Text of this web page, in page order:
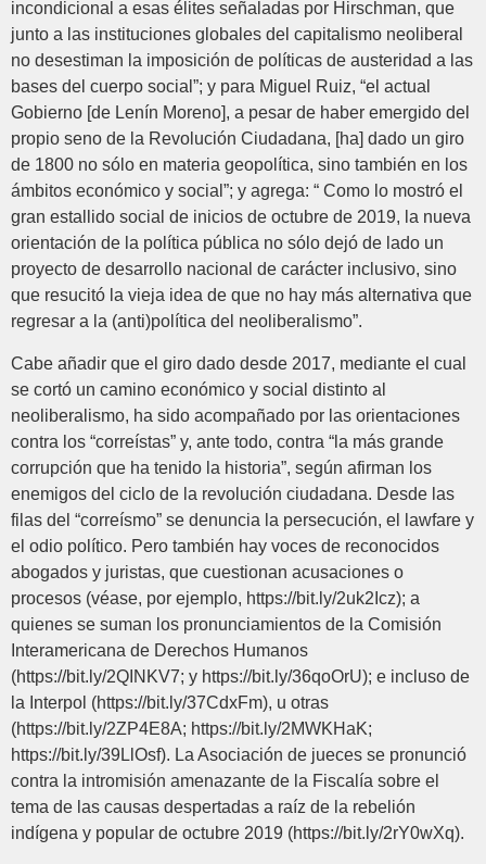
incondicional a esas élites señaladas por Hirschman, que
junto a las instituciones globales del capitalismo neoliberal
no desestiman la imposición de políticas de austeridad a las
bases del cuerpo social”; y para Miguel Ruiz, “el actual
Gobierno [de Lenín Moreno], a pesar de haber emergido del
propio seno de la Revolución Ciudadana, [ha] dado un giro
de 1800 no sólo en materia geopolítica, sino también en los
ámbitos económico y social”; y agrega: “ Como lo mostró el
gran estallido social de inicios de octubre de 2019, la nueva
orientación de la política pública no sólo dejó de lado un
proyecto de desarrollo nacional de carácter inclusivo, sino
que resucitó la vieja idea de que no hay más alternativa que
regresar a la (anti)política del neoliberalismo”.
Cabe añadir que el giro dado desde 2017, mediante el cual
se cortó un camino económico y social distinto al
neoliberalismo, ha sido acompañado por las orientaciones
contra los “correístas” y, ante todo, contra “la más grande
corrupción que ha tenido la historia”, según afirman los
enemigos del ciclo de la revolución ciudadana. Desde las
filas del “correísmo” se denuncia la persecución, el lawfare y
el odio político. Pero también hay voces de reconocidos
abogados y juristas, que cuestionan acusaciones o
procesos (véase, por ejemplo, https://bit.ly/2uk2Icz); a
quienes se suman los pronunciamientos de la Comisión
Interamericana de Derechos Humanos
(https://bit.ly/2QINKV7; y https://bit.ly/36qoOrU); e incluso de
la Interpol (https://bit.ly/37CdxFm), u otras
(https://bit.ly/2ZP4E8A; https://bit.ly/2MWKHaK;
https://bit.ly/39LlOsf). La Asociación de jueces se pronunció
contra la intromisión amenazante de la Fiscalía sobre el
tema de las causas despertadas a raíz de la rebelión
indígena y popular de octubre 2019 (https://bit.ly/2rY0wXq).